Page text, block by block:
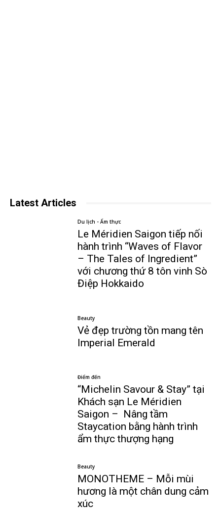
Latest Articles
Du lịch - Ẩm thực
Le Méridien Saigon tiếp nối
hành trình “Waves of Flavor
– The Tales of Ingredient”
với chương thứ 8 tôn vinh Sò
Điệp Hokkaido
Beauty
Vẻ đẹp trường tồn mang tên
Imperial Emerald
Điểm đến
“Michelin Savour & Stay” tại
Khách sạn Le Méridien
Saigon – Nâng tầm
Staycation bằng hành trình
ẩm thực thượng hạng
Beauty
MONOTHEME – Mỗi mùi
hương là một chân dung cảm
xúc